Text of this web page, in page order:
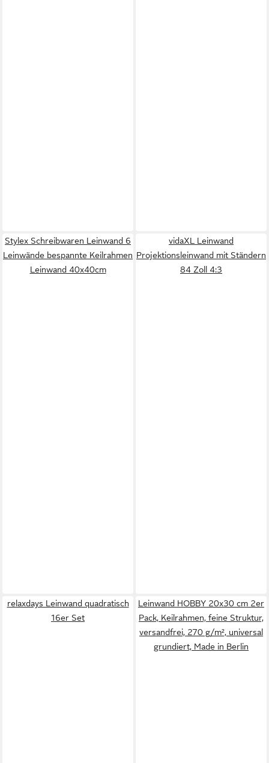
Stylex Schreibwaren Leinwand 6
Leinwände bespannte Keilrahmen
Leinwand 40x40cm
vidaXL Leinwand
Projektionsleinwand mit Ständern
84 Zoll 4:3
relaxdays Leinwand quadratisch
16er Set
Leinwand HOBBY 20x30 cm 2er
Pack, Keilrahmen, feine Struktur,
versandfrei, 270 g/m², universal
grundiert, Made in Berlin